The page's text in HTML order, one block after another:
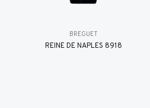
BREGUET
REINE DE NAPLES 8918